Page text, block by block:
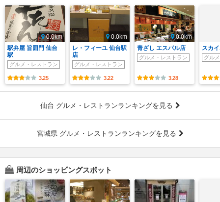
0.0km
駅弁屋 旨囲門 仙台
駅
グルメ・レストラン
3.25
0.0km
レ・フィーユ 仙台駅
店
グルメ・レストラン
3.22
0.0km
青ざし エスパル店
グルメ・レストラン
3.28
スカ
グル
仙台 グルメ・レストランランキングを見る
宮城県 グルメ・レストランランキングを見る
周辺のショッピングスポット